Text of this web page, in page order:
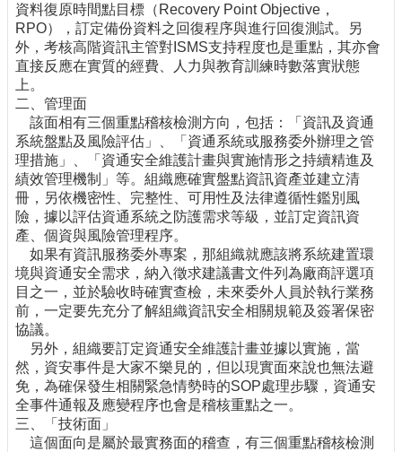
資料復原時間點目標（Recovery Point Objective，
RPO），訂定備份資料之回復程序與進行回復測試。另
外，考核高階資訊主管對ISMS支持程度也是重點，其亦會
直接反應在實質的經費、人力與教育訓練時數落實狀態
上。
二、管理面
該面相有三個重點稽核檢測方向，包括：「資訊及資通
系統盤點及風險評估」、「資通系統或服務委外辦理之管
理措施」、「資通安全維護計畫與實施情形之持續精進及
績效管理機制」等。組織應確實盤點資訊資產並建立清
冊，另依機密性、完整性、可用性及法律遵循性鑑別風
險，據以評估資通系統之防護需求等級，並訂定資訊資
產、個資與風險管理程序。
如果有資訊服務委外專案，那組織就應該將系統建置環
境與資通安全需求，納入徵求建議書文件列為廠商評選項
目之一，並於驗收時確實查檢，未來委外人員於執行業務
前，一定要先充分了解組織資訊安全相關規範及簽署保密
協議。
另外，組織要訂定資通安全維護計畫並據以實施，當
然，資安事件是大家不樂見的，但以現實面來說也無法避
免，為確保發生相關緊急情勢時的SOP處理步驟，資通安
全事件通報及應變程序也會是稽核重點之一。
三、「技術面」
這個面向是屬於最實務面的稽查，有三個重點稽核檢測